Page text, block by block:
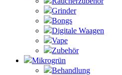
Grinder
Bongs
Digitale Waagen
Vape
Zubehör
Mikrogrün
Behandlung